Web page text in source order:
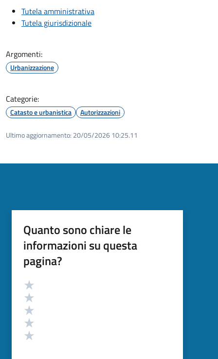
Tutela amministrativa
Tutela giurisdizionale
Argomenti:
Urbanizzazione
Categorie:
Catasto e urbanistica Autorizzazioni
Ultimo aggiornamento: 20/05/2026 10:25.11
Quanto sono chiare le
informazioni su questa
pagina?
Valutazione